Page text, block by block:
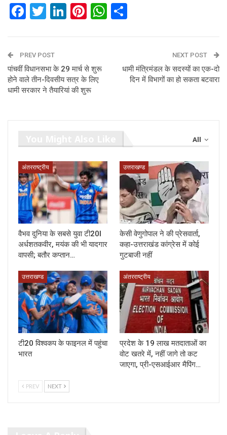
Facebook
Twitter
LinkedIn
Pinterest
WhatsApp
PREV POST
पांचवीं विधानसभा के 29 मार्च से शुरू
होने वाले तीन-दिवसीय सत्र के लिए
धामी सरकार ने तैयारियां की शुरू
NEXT POST
धामी मंत्रिमंडल के सदस्यों का एक-दो
दिन में विभागों का हो सकता बटवारा
All
अंतरराष्ट्रीय
वैभव दुनिया के सबसे युवा टी20I
अर्धशतकवीर, मयंक की भी यादगार
वापसी; बतौर कप्तान…
उत्तराखण्ड
केसी वेणुगोपाल ने की प्रेसवार्ता,
कहा-उत्तराखंड कांग्रेस में कोई
गुटबाजी नहीं
उत्तराखण्ड
टी20 विश्वकप के फाइनल में पहुंचा
भारत
अंतरराष्ट्रीय
प्रदेश के 19 लाख मतदाताओं का
वोट खतरे में, नहीं जागे तो कट
जाएगा, प्री-एसआईआर मैपिंग…
PREV NEXT